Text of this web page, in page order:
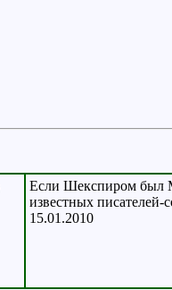
Если Шекспиром был
известных писателей-
15.01.2010